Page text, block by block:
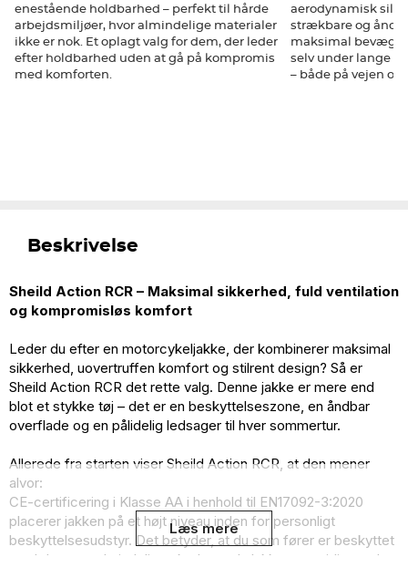
enestående holdbarhed – perfekt til hårde
arbejdsmiljøer, hvor almindelige materialer
ikke er nok. Et oplagt valg for dem, der leder
efter holdbarhed uden at gå på kompromis
med komforten.
aerodynamisk
strækbare og
maksimal
selv under lange
– både på vejen og
Beskrivelse
Sheild Action RCR – Maksimal sikkerhed, fuld ventilation
og kompromisløs komfort
Leder du efter en motorcykeljakke, der kombinerer maksimal
sikkerhed, uovertruffen komfort og stilrent design? Så er
Sheild Action RCR det rette valg. Denne jakke er mere end
blot et stykke tøj – det er en beskyttelseszone, en åndbar
overflade og en pålidelig ledsager til hver sommertur.
Allerede fra starten viser Sheild Action RCR, at den mener
alvor:
CE-certificering i Klasse AA i henhold til EN17092-3:2020
placerer jakken på et højt niveau inden for personligt
beskyttelsesudstyr. Det betyder, at du som fører er beskyttet
mod de mest almindelige skader ved ulykker, samtidig med at
Læs mere